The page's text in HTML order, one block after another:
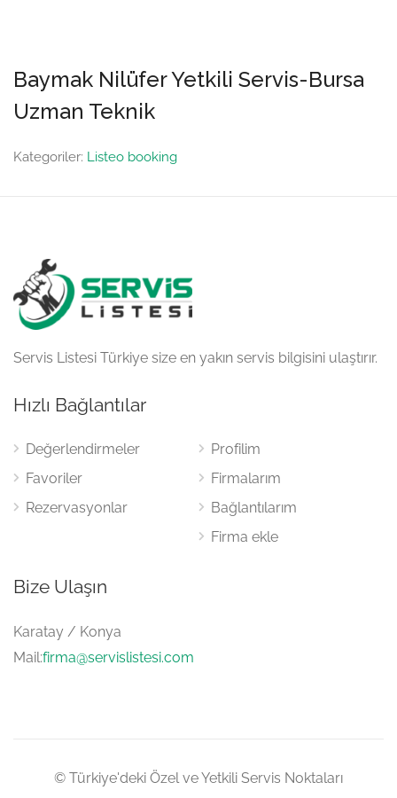
Baymak Nilüfer Yetkili Servis-Bursa
Uzman Teknik
Kategoriler: Listeo booking
Servis Listesi Türkiye size en yakın servis bilgisini ulaştırır.
Hızlı Bağlantılar
Değerlendirmeler
Favoriler
Rezervasyonlar
Profilim
Firmalarım
Bağlantılarım
Firma ekle
Bize Ulaşın
Karatay / Konya
Mail:firma@servislistesi.com
© Türkiye'deki Özel ve Yetkili Servis Noktaları